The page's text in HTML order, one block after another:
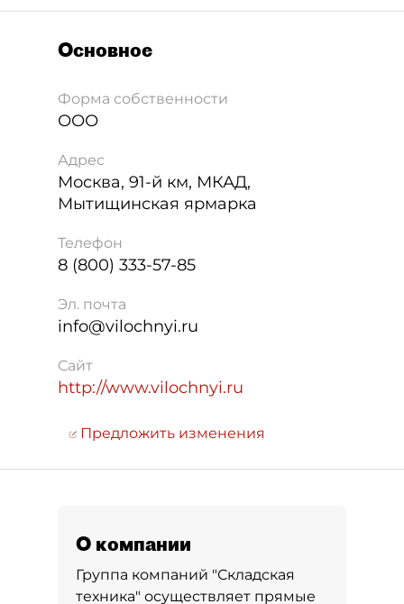
Основное
Форма собственности
ООО
Адрес
Москва, 91-й км, МКАД,
Мытищинская ярмарка
Телефон
8 (800) 333-57-85
Эл. почта
info@vilochnyi.ru
Сайт
http://www.vilochnyi.ru
Предложить изменения
О компании
Группа компаний "Складская
техника" осуществляет прямые